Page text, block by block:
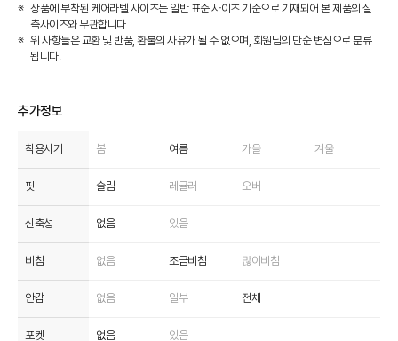
상품에 부착된 케어라벨 사이즈는 일반 표준 사이즈 기준으로 기재되어 본 제품의 실
측사이즈와 무관합니다.
위 사항들은 교환 및 반품, 환불의 사유가 될 수 없으며, 회원님의 단순 변심으로 분류
됩니다.
추가정보
착용시기 봄 여름 가을 겨울
핏 슬림 레귤러 오버
신축성 없음 있음
비침 없음 조금비침 많이비침
안감 없음 일부 전체
포켓 없음 있음